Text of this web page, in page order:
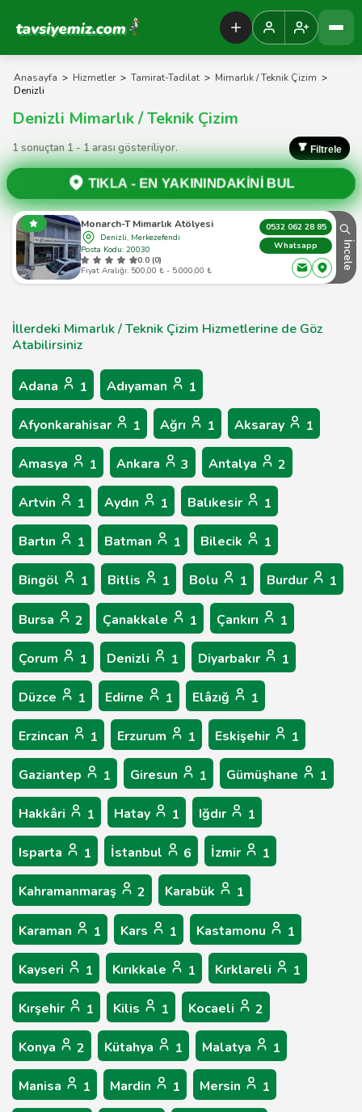
Tavsiyemiz Anasayfa
Anasayfa > Hizmetler > Tamirat-Tadilat > Mimarlık / Teknik Çizim >
Denizli
Denizli Mimarlık / Teknik Çizim
1 sonuçtan 1 - 1 arası gösteriliyor. Filtrele
TIKLA -EN YAKININDAKİNİ BUL
Monarch-T Mimarlık Atölyesi
Denizli, Merkezefendi
Posta Kodu: 20030
0.0 (0)
Fiyat Aralığı: 500,00 ₺ - 5.000,00 ₺
0532 062 28 85
Whatsapp
İncele
İllerdeki Mimarlık / Teknik Çizim Hizmetlerine de Göz
Atabilirsiniz
Adana 1 Adıyaman 1
Afyonkarahisar 1 Ağrı 1 Aksaray 1
Amasya 1 Ankara 3 Antalya 2
Artvin 1 Aydın 1 Balıkesir 1
Bartın 1 Batman 1 Bilecik 1
Bingöl 1 Bitlis 1 Bolu 1 Burdur 1
Bursa 2 Çanakkale 1 Çankırı 1
Çorum 1 Denizli 1 Diyarbakır 1
Düzce 1 Edirne 1 Elâzığ 1
Erzincan 1 Erzurum 1 Eskişehir 1
Gaziantep 1 Giresun 1 Gümüşhane 1
Hakkâri 1 Hatay 1 Iğdır 1
Isparta 1 İstanbul 6 İzmir 1
Kahramanmaraş 2 Karabük 1
Karaman 1 Kars 1 Kastamonu 1
Kayseri 1 Kırıkkale 1 Kırklareli 1
Kırşehir 1 Kilis 1 Kocaeli 2
Konya 2 Kütahya 1 Malatya 1
Manisa 1 Mardin 1 Mersin 1